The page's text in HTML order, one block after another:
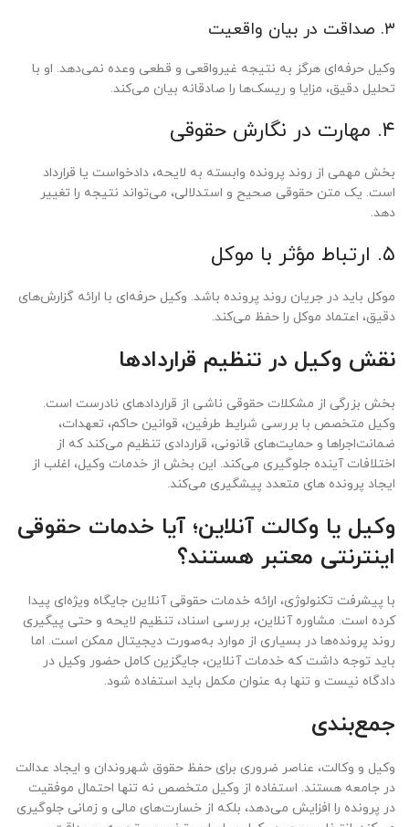
۳. صداقت در بیان واقعیت
وکیل حرفه‌ای هرگز به نتیجه غیرواقعی و قطعی وعده نمی‌دهد. او با
تحلیل دقیق، مزایا و ریسک‌ها را صادقانه بیان می‌کند.
۴. مهارت در نگارش حقوقی
بخش مهمی از روند پرونده وابسته به لایحه، دادخواست یا قرارداد
است. یک متن حقوقی صحیح و استدلالی، می‌تواند نتیجه را تغییر
دهد.
۵. ارتباط مؤثر با موکل
موکل باید در جریان روند پرونده باشد. وکیل حرفه‌ای با ارائه گزارش‌های
دقیق، اعتماد موکل را حفظ می‌کند.
نقش وکیل در تنظیم قراردادها
بخش بزرگی از مشکلات حقوقی ناشی از قراردادهای نادرست است.
وکیل متخصص با بررسی شرایط طرفین، قوانین حاکم، تعهدات،
ضمانت‌اجراها و حمایت‌های قانونی، قراردادی تنظیم می‌کند که از
اختلافات آینده جلوگیری می‌کند. این بخش از خدمات وکیل، اغلب از
ایجاد پرونده های متعدد پیشگیری می‌کند.
وکیل یا وکالت آنلاین؛ آیا خدمات حقوقی
اینترنتی معتبر هستند؟
با پیشرفت تکنولوژی، ارائه خدمات حقوقی آنلاین جایگاه ویژه‌ای پیدا
کرده است. مشاوره آنلاین، بررسی اسناد، تنظیم لایحه و حتی پیگیری
روند پرونده‌ها در بسیاری از موارد به‌صورت دیجیتال ممکن است. اما
باید توجه داشت که خدمات آنلاین، جایگزین کامل حضور وکیل در
دادگاه نیست و تنها به عنوان مکمل باید استفاده شود.
جمع‌بندی
وکیل و وکالت، عناصر ضروری برای حفظ حقوق شهروندان و ایجاد عدالت
در جامعه هستند. استفاده از وکیل متخصص نه تنها احتمال موفقیت
در پرونده را افزایش می‌دهد، بلکه از خسارت‌های مالی و زمانی جلوگیری